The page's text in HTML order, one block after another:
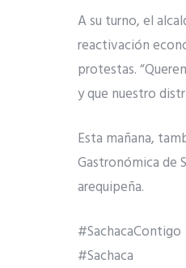
A su turno, el
reactivación
protestas.
y que nuestro
Esta mañana,
Gastronómica de
arequipeña.
#SachacaContigo
#Sachaca